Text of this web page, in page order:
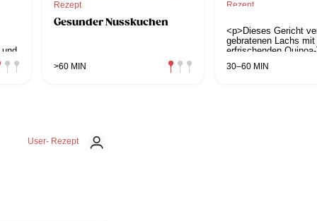
buch/italien/"
Rezept
Gesunder Nusskuchen
>60 MIN
Rezept
<p>Dieses Gericht
gebratenen Lachs mit
erfrischenden
aus frischen
Gurken und Zitrone.
30–60 MIN
User- Rezept